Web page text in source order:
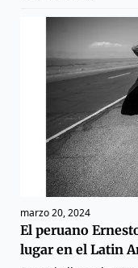
marzo 20, 2024
El peruano
lugar en el Latin